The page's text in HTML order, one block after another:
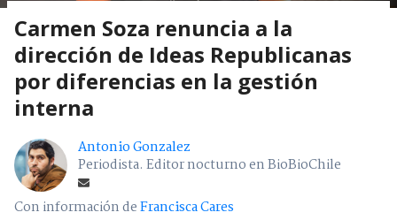
Carmen Soza renuncia a la
dirección de Ideas Republicanas
por diferencias en la gestión
interna
Antonio Gonzalez
Periodista. Editor nocturno en BioBioChile
Con información deFrancisca Cares